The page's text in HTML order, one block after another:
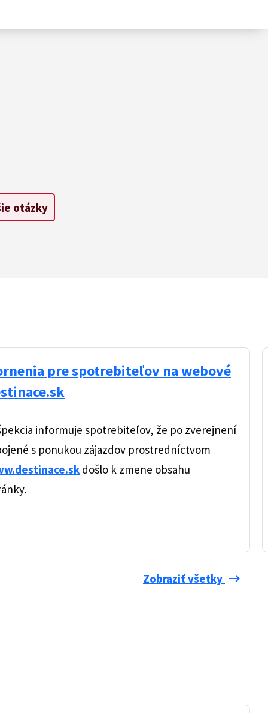
otázky
pre spotrebiteľov na webové
informuje spotrebiteľov, že po zverejnení
s ponukou zájazdov prostredníctvom
došlo k zmene obsahu
Zobraziť všetky keyboard_backspace